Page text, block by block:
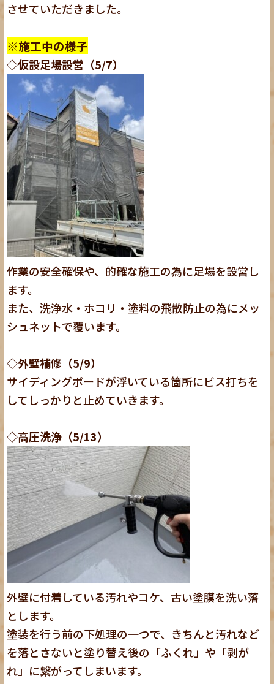
させていただきました。
※施工中の様子
◇仮設足場設営（5/7）
作業の安全確保や、的確な施工の為に足場を設営し
ます。
また、洗浄水・ホコリ・塗料の飛散防止の為にメッ
シュネットで覆います。
◇外壁補修（5/9）
サイディングボードが浮いている箇所にビス打ちを
してしっかりと止めていきます。
◇高圧洗浄（5/13）
外壁に付着している汚れやコケ、古い塗膜を洗い落
とします。
塗装を行う前の下処理の一つで、きちんと汚れなど
を落とさないと塗り替え後の「ふくれ」や「剥が
れ」に繋がってしまいます。